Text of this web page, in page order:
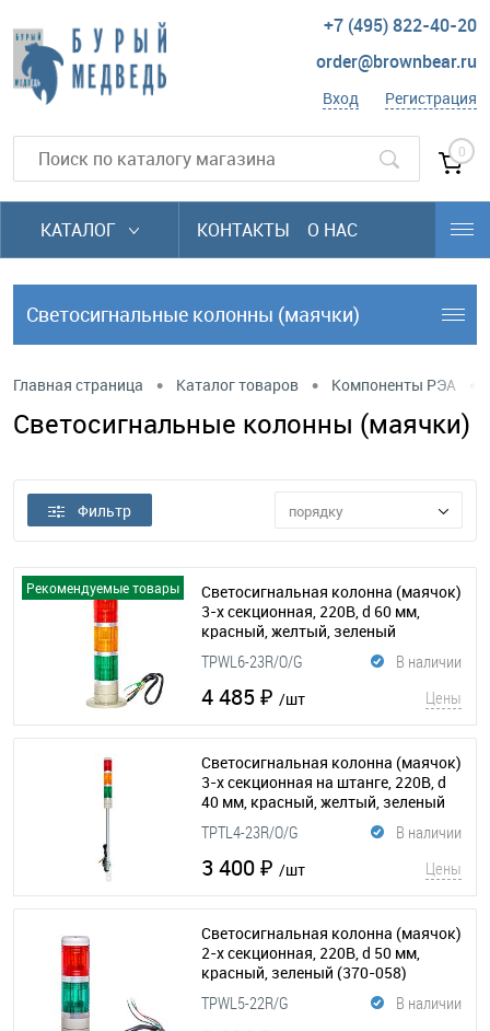
+7 (495) 822-40-20
order@brownbear.ru
Вход Регистрация
0
КАТАЛОГ КОНТАКТЫ О НАС
Cветосигнальные колонны (маячки)
Главная страница • Каталог товаров • Компоненты РЭА
Cветосигнальные колонны (маячки)
Фильтр порядку
Рекомендуемые товары
Cветосигнальная колонна (маячок)
3-х секционная, 220В, d 60 мм,
красный, желтый, зеленый
(370-059)
В наличии
TPWL6-23R/O/G
4 485 ₽ /шт Цены
Cветосигнальная колонна (маячок)
3-х секционная на штанге, 220В, d
40 мм, красный, желтый, зеленый
(370-057)
В наличии
TPTL4-23R/O/G
3 400 ₽ /шт Цены
Cветосигнальная колонна (маячок)
2-х секционная, 220В, d 50 мм,
красный, зеленый (370-058)
В наличии
TPWL5-22R/G